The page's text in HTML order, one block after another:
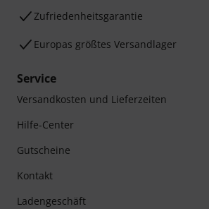
Zufriedenheitsgarantie
Europas größtes Versandlager
Service
Versandkosten und Lieferzeiten
Hilfe-Center
Gutscheine
Kontakt
Ladengeschäft